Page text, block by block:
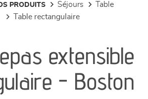
PRODUITS séjours
table
table rectangulaire
extensible
- Boston